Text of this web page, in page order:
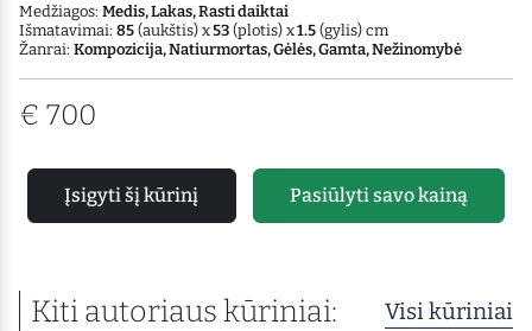
Medžiagos: Medis, Lakas, Rasti daiktai
Išmatavimai: 85 (aukštis) x53 (plotis) x1.5 (gylis) cm
Žanrai: Kompozicija, Natiurmortas, Gėlės, Gamta, Nežinomybė
€ 700
Įsigyti šį kūrinį Pasiūlyti savo kainą
Kiti autoriaus kūriniai: Visi kūriniai